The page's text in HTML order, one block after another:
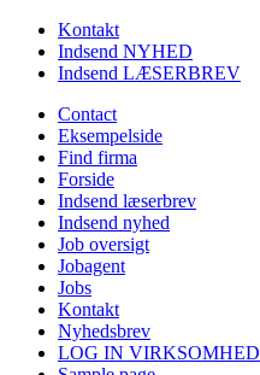
Kontakt
Indsend NYHED
Indsend LÆSERBREV
Contact
Eksempelside
Find firma
Forside
Indsend læserbrev
Indsend nyhed
Job oversigt
Jobagent
Jobs
Kontakt
Nyhedsbrev
LOG IN VIRKSOMHED